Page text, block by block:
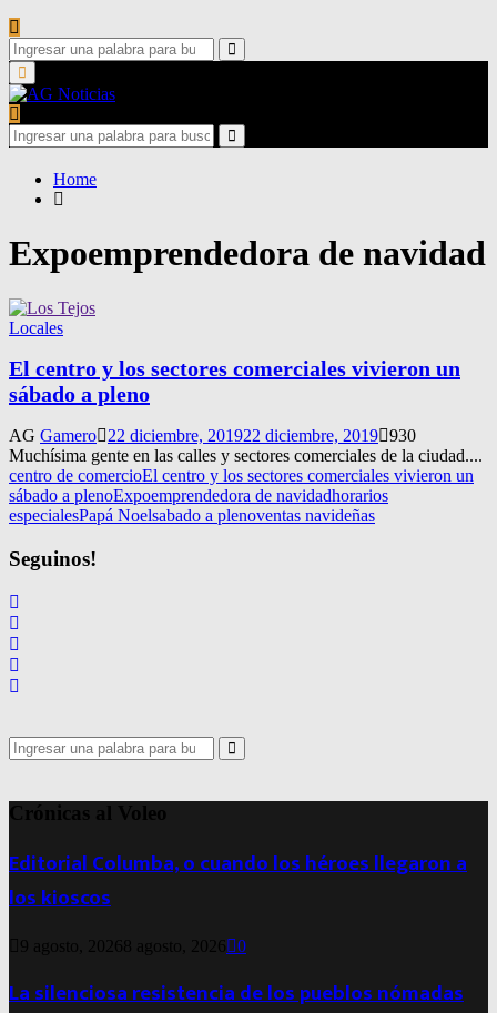
Search
for:
Search
Primary
Menu
Search
for:
Search
Home
Expoemprendedora de navidad
Locales
El centro y los sectores comerciales vivieron un
sábado a pleno
AG Gamero 22 diciembre, 201922 diciembre, 2019 930
Muchísima gente en las calles y sectores comerciales de la ciudad....
centro de comercioEl centro y los sectores comerciales vivieron un
sábado a plenoExpoemprendedora de navidadhorarios
especialesPapá Noelsabado a plenoventas navideñas
Seguinos!
Search
for:
Search
Crónicas al Voleo
Editorial Columba, o cuando los héroes llegaron a
los kioscos
9 agosto, 20268 agosto, 2026 0
La silenciosa resistencia de los pueblos nómadas